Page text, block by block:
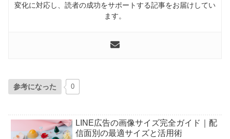
変化に対応し、読者の成功をサポートする記事をお届けしてい
ます。
参考になった 0
LINE広告の画像サイズ完全ガイド｜配
信面別の最適サイズと活用術